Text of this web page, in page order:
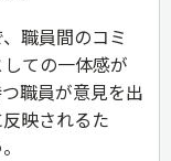
職員間のコミ
ての一体感が
職員が意見を出
映されるた